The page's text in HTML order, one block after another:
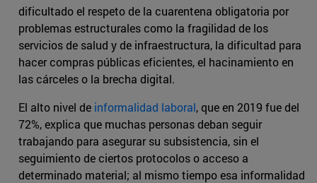
dificultado el respeto de la cuarentena obligatoria por
problemas estructurales como la fragilidad de los
servicios de salud y de infraestructura, la dificultad para
hacer compras públicas eficientes, el hacinamiento en
las cárceles o la brecha digital.
El alto nivel de informalidad laboral, que en 2019 fue del
72%, explica que muchas personas deban seguir
trabajando para asegurar su subsistencia, sin el
seguimiento de ciertos protocolos o acceso a
determinado material; al mismo tiempo esa informalidad